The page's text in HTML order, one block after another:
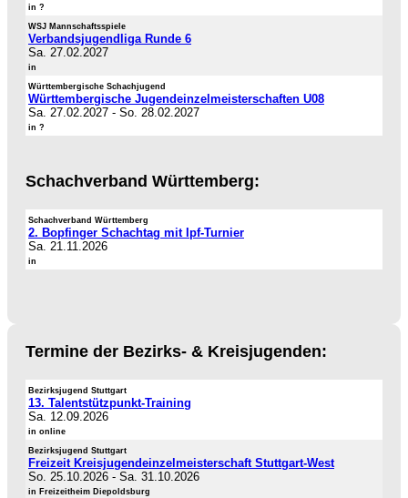
in ?
WSJ Mannschaftsspiele
Verbandsjugendliga Runde 6
Sa. 27.02.2027
in
Württembergische Schachjugend
Württembergische Jugendeinzelmeisterschaften U08
Sa. 27.02.2027 - So. 28.02.2027
in ?
Schachverband Württemberg:
Schachverband Württemberg
2. Bopfinger Schachtag mit Ipf-Turnier
Sa. 21.11.2026
in
Termine der Bezirks- & Kreisjugenden:
Bezirksjugend Stuttgart
13. Talentstützpunkt-Training
Sa. 12.09.2026
in online
Bezirksjugend Stuttgart
Freizeit Kreisjugendeinzelmeisterschaft Stuttgart-West
So. 25.10.2026 - Sa. 31.10.2026
in Freizeitheim Diepoldsburg